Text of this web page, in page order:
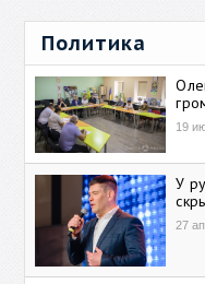
Политика
19
У
27